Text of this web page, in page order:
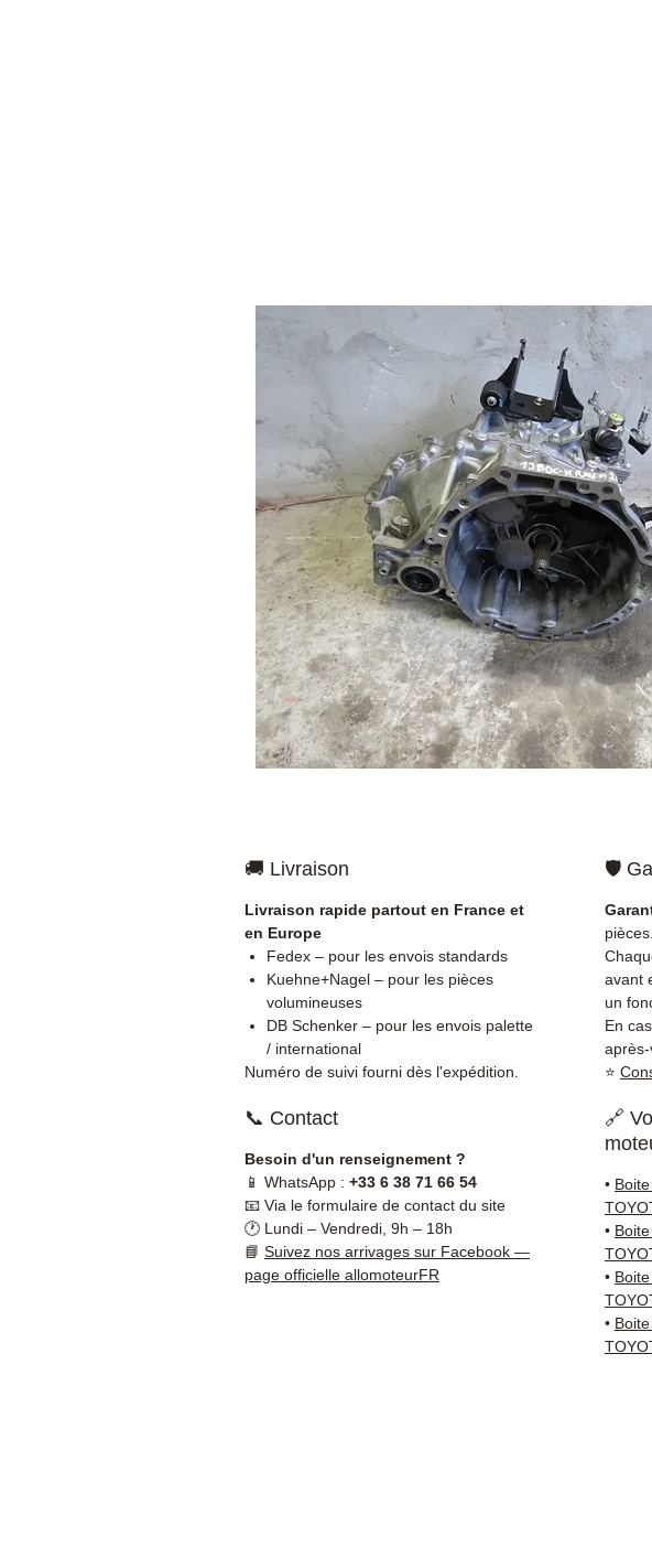
🚚 Livraison
Livraison rapide partout en France et
en Europe
Fedex – pour les envois standards
Kuehne+Nagel – pour les pièces
volumineuses
DB Schenker – pour les envois palette
/ international
Numéro de suivi fourni dès l'expédition.
🛡️
pièces.
avant
un
En
après-
⭐
📞 Contact
Besoin d'un renseignement ?
📱 WhatsApp : +33 6 38 71 66 54
📧 Via le formulaire de contact du site
🕐 Lundi – Vendredi, 9h – 18h
📘 Suivez nos arrivages sur Facebook —
page officielle allomoteurFR
🔗
•
•
•
•